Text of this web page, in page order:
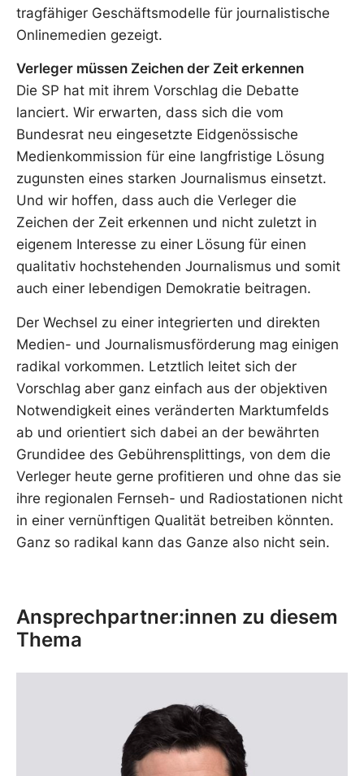
tragfähiger Geschäftsmodelle für journalistische
Onlinemedien gezeigt.
Verleger müssen Zeichen der Zeit erkennen
Die SP hat mit ihrem Vorschlag die Debatte
lanciert. Wir erwarten, dass sich die vom
Bundesrat neu eingesetzte Eidgenössische
Medienkommission für eine langfristige Lösung
zugunsten eines starken Journalismus einsetzt.
Und wir hoffen, dass auch die Verleger die
Zeichen der Zeit erkennen und nicht zuletzt in
eigenem Interesse zu einer Lösung für einen
qualitativ hochstehenden Journalismus und somit
auch einer lebendigen Demokratie beitragen.
Der Wechsel zu einer integrierten und direkten
Medien- und Journalismusförderung mag einigen
radikal vorkommen. Letztlich leitet sich der
Vorschlag aber ganz einfach aus der objektiven
Notwendigkeit eines veränderten Marktumfelds
ab und orientiert sich dabei an der bewährten
Grundidee des Gebührensplittings, von dem die
Verleger heute gerne profitieren und ohne das sie
ihre regionalen Fernseh- und Radiostationen nicht
in einer vernünftigen Qualität betreiben könnten.
Ganz so radikal kann das Ganze also nicht sein.
Ansprechpartner:innen zu diesem
Thema